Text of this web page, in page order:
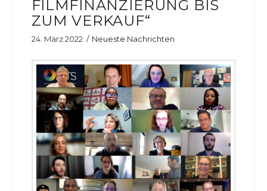
FILMFINANZIERUNG BIS
ZUM VERKAUF“
24. März 2022 Neueste Nachrichten